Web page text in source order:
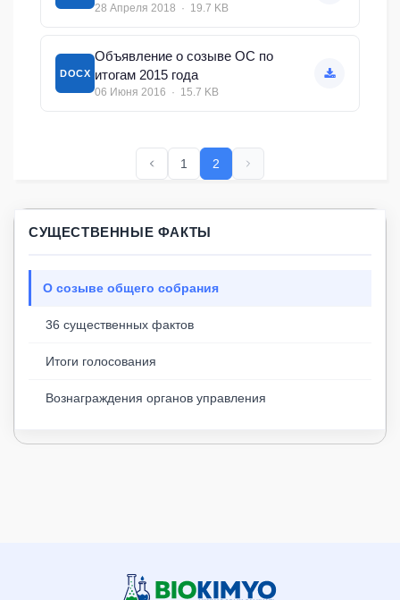
28 Апреля 2018 · 19.7 KB
DOCX
Объявление о созыве ОС по
итогам 2015 года
06 Июня 2016 · 15.7 KB
1 2
СУЩЕСТВЕННЫЕ ФАКТЫ
О созыве общего собрания
36 существенных фактов
Итоги голосования
Вознаграждения органов управления